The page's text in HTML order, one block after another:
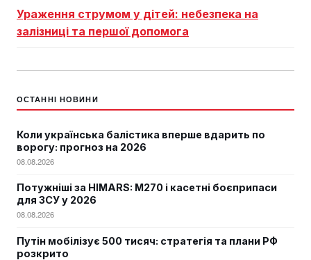
Ураження струмом у дітей: небезпека на
залізниці та першої допомога
ОСТАННІ НОВИНИ
Коли українська балістика вперше вдарить по
ворогу: прогноз на 2026
08.08.2026
Потужніші за HIMARS: М270 і касетні боєприпаси
для ЗСУ у 2026
08.08.2026
Путін мобілізує 500 тисяч: стратегія та плани РФ
розкрито